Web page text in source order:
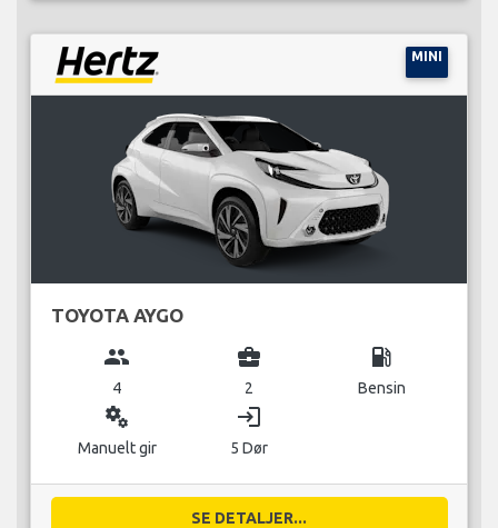
MINI
TOYOTA AYGO
group
4
business_center
2
local_gas_station
Bensin
miscellaneous_services
Manuelt gir
login
5 Dør
SE DETALJER...